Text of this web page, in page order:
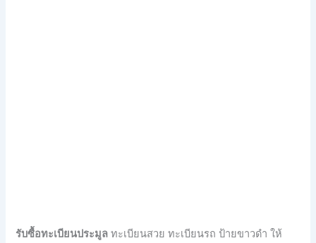
รับซื้อทะเบียนประมูล ทะเบียนสวย ทะเบียนรถ ป้ายขาวดำ ให้